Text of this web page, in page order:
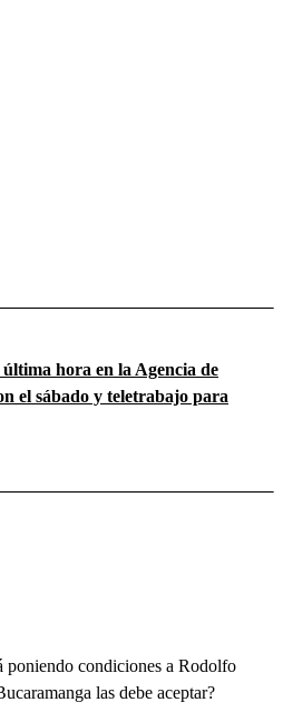
hora en la Agencia de
el sábado y teletrabajo para
poniendo condiciones a Rodolfo
las debe aceptar?